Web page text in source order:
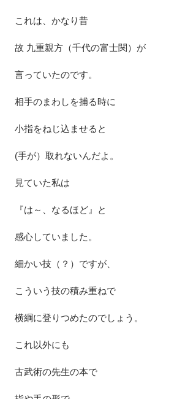
これは、かなり昔
故 九重親方（千代の富士関）が
言っていたのです。
相手のまわしを捕る時に
小指をねじ込ませると
(手が）取れないんだよ。
見ていた私は
『は～、なるほど』と
感心していました。
細かい技（？）ですが、
こういう技の積み重ねで
横綱に登りつめたのでしょう。
これ以外にも
古武術の先生の本で